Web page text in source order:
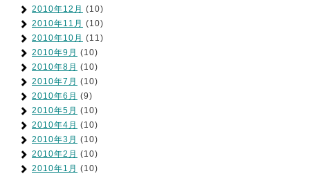
2010年12月 (10)
2010年11月 (10)
2010年10月 (11)
2010年9月 (10)
2010年8月 (10)
2010年7月 (10)
2010年6月 (9)
2010年5月 (10)
2010年4月 (10)
2010年3月 (10)
2010年2月 (10)
2010年1月 (10)